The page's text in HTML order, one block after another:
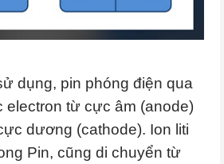
dụng, pin phóng điện qua
electron từ cực âm (anode)
dương (cathode). Ion liti
Pin, cũng di chuyển từ